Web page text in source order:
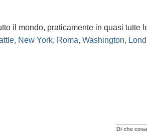
il mondo, praticamente in quasi tutte
New York, Roma, Washington,
Di che